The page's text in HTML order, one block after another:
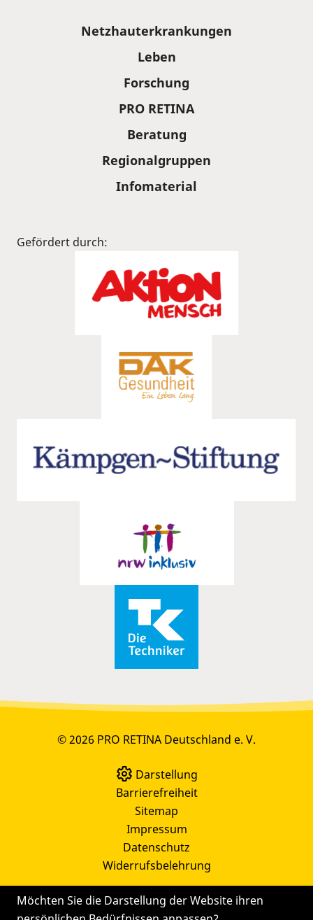
Möchten Sie die Darstellung der Website ihren
Netzhauterkrankungen
Leben
Forschung
PRO RETINA
Beratung
Regionalgruppen
Infomaterial
Gefördert durch:
© 2026 PRO RETINA Deutschland e. V.
Darstellung
Barrierefreiheit
Sitemap
Impressum
Datenschutz
Widerrufsbelehrung